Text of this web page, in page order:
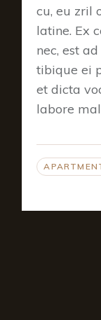
cu, eu zril
latine. Ex
nec, est
tibique ei
et dicta
labore